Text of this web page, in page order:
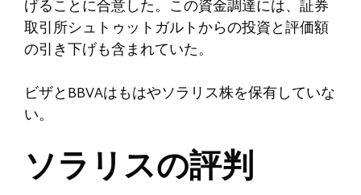
げることに合意した。この資金調達には、証券
取引所シュトゥットガルトからの投資と評価額
の引き下げも含まれていた。
ビザとBBVAはもはやソラリス株を保有していな
い。
ソラリスの評判